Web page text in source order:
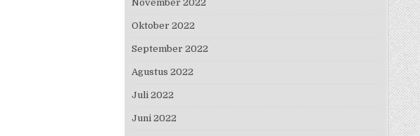
November 2022
Oktober 2022
September 2022
Agustus 2022
Juli 2022
Juni 2022